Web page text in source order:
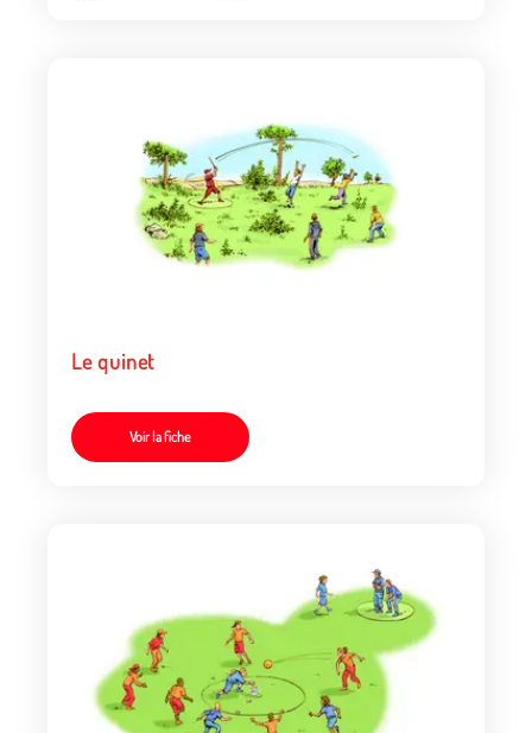
Le quinet
Voir la fiche